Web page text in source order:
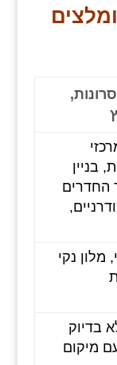
בניין
החדרים
מלון נקי
בדיוק
מיקום